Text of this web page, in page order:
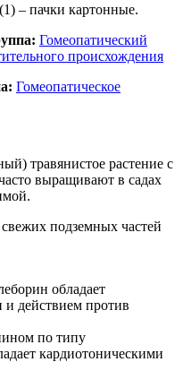
– пачки картонные.
Гомеопатический
происхождения
Гомеопатическое
травянистое растение с
выращивают в садах
подземных частей
обладает
и действием против
по типу
кардиотоническими